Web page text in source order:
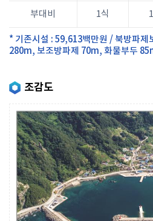
부대비 1식
* 기존시설 : 59,613백만원 / 북방파제
280m, 보조방파제 70m, 화물부두
조감도